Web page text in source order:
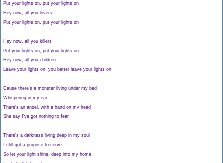
Put your lights on, put your lights on
Hey now, all you lovers
Put your lights on, put your lights on
Hey now, all you killers
Put your lights on, put your lights on
Hey now, all you children
Leave your lights on, you better leave your lights on
Cause there's a monster living under my bed
Whispering in my ear
There's an angel, with a hand on my head
She say I've got nothing to fear
There's a darkness living deep in my soul
I still got a purpose to serve
So let your light shine, deep into my home